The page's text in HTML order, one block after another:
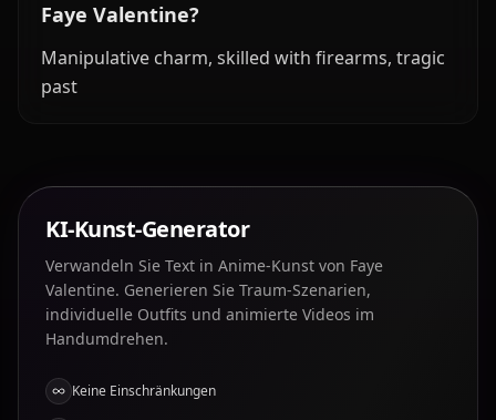
Faye Valentine?
Manipulative charm, skilled with firearms, tragic
past
KI-Kunst-Generator
Verwandeln Sie Text in Anime-Kunst von Faye
Valentine. Generieren Sie Traum-Szenarien,
individuelle Outfits und animierte Videos im
Handumdrehen.
Keine Einschränkungen